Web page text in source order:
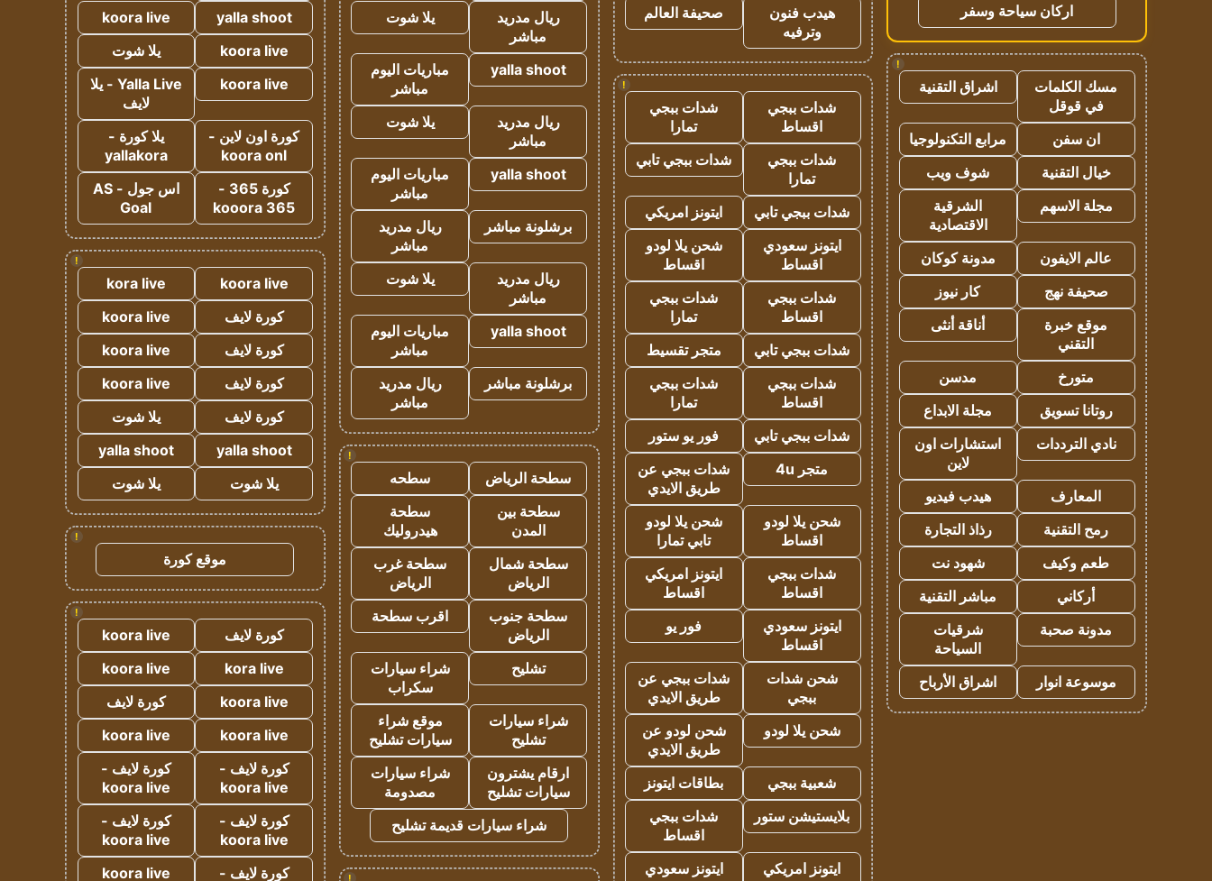
اركان سياحة وسفر
!
مسك الكلمات
في قوقل
اشراق التقنية
ان سفن
مرابع التكنولوجيا
خيال التقنية
شوف ويب
مجلة الاسهم
الشرقية
الاقتصادية
عالم الايفون
مدونة كوكان
صحيفة نهج
كار نيوز
موقع خبرة
التقني
أناقة أنثى
متورخ
مدسن
روتانا تسويق
مجلة الابداع
نادي الترددات
استشارات اون
لاين
المعارف
هيدب فيديو
رمح التقنية
رذاذ التجارة
طعم وكيف
شهود نت
أركاني
مباشر التقنية
مدونة صحبة
شرقيات
السياحة
موسوعة انوار
اشراق الأرباح
هيدب فنون
وترفيه
صحيفة العالم
!
شدات ببجي
اقساط
شدات ببجي
تمارا
شدات ببجي
تمارا
شدات ببجي تابي
شدات ببجي تابي
ايتونز امريكي
ايتونز سعودي
اقساط
شحن يلا لودو
اقساط
شدات ببجي
اقساط
شدات ببجي
تمارا
شدات ببجي تابي
متجر تقسيط
شدات ببجي
اقساط
شدات ببجي
تمارا
شدات ببجي تابي
فور يو ستور
متجر 4u
شدات ببجي عن
طريق الايدي
شحن يلا لودو
اقساط
شحن يلا لودو
تابي تمارا
شدات ببجي
اقساط
ايتونز امريكي
اقساط
ايتونز سعودي
اقساط
فور يو
شحن شدات
ببجي
شدات ببجي عن
طريق الايدي
شحن يلا لودو
شحن لودو عن
طريق الايدي
شعبية ببجي
بطاقات ايتونز
بلايستيشن ستور
شدات ببجي
اقساط
ايتونز امريكي
ايتونز سعودي
ريال مدريد
مباشر
يلا شوت
yalla shoot
مباريات اليوم
مباشر
ريال مدريد
مباشر
يلا شوت
yalla shoot
مباريات اليوم
مباشر
برشلونة مباشر
ريال مدريد
مباشر
ريال مدريد
مباشر
يلا شوت
yalla shoot
مباريات اليوم
مباشر
برشلونة مباشر
ريال مدريد
مباشر
!
سطحة الرياض
سطحه
سطحة بين
المدن
سطحة
هيدروليك
سطحة شمال
الرياض
سطحة غرب
الرياض
سطحة جنوب
الرياض
اقرب سطحة
تشليح
شراء سيارات
سكراب
شراء سيارات
تشليح
موقع شراء
سيارات تشليح
ارقام يشترون
سيارات تشليح
شراء سيارات
مصدومة
شراء سيارات قديمة تشليح
!
yalla shoot
koora live
koora live
يلا شوت
koora live
Yalla Live - يلا
لايف
كورة اون لاين -
koora onl
يلا كورة -
yallakora
كورة 365 -
kooora 365
اس جول - AS
Goal
!
koora live
kora live
كورة لايف
koora live
كورة لايف
koora live
كورة لايف
koora live
كورة لايف
يلا شوت
yalla shoot
yalla shoot
يلا شوت
يلا شوت
!
موقع كورة
!
كورة لايف
koora live
kora live
koora live
koora live
كورة لايف
koora live
koora live
كورة لايف -
koora live
كورة لايف -
koora live
كورة لايف -
koora live
كورة لايف -
koora live
كورة لايف -
koora live